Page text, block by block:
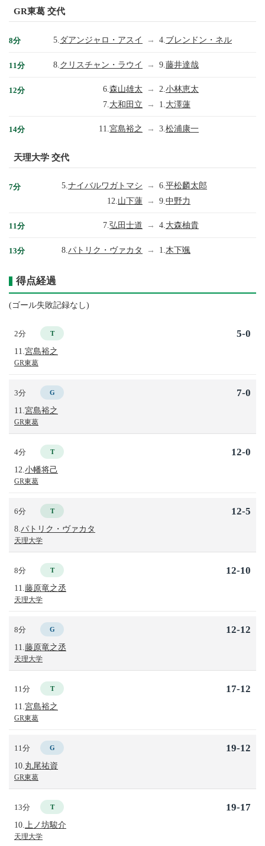
GR東葛 交代
8分 5. ダアンジャロ・アスイ → 4. ブレンドン・ネル
11分 8. クリスチャン・ラウイ → 9. 藤井達哉
12分 6. 森山雄太 → 2. 小林恵太
7. 大和田立 → 1. 大澤蓮
14分 11. 宮島裕之 → 3. 松浦康一
天理大学 交代
7分 5. ナイバルワガトマシ → 6. 平松麟太郎
12. 山下蓮 → 9. 中野力
11分 7. 弘田士道 → 4. 大森柚貴
13分 8. パトリク・ヴァカタ → 1. 木下颯
得点経過
(ゴール失敗記録なし)
2分 T
11. 宮島裕之
GR東葛
5-0
3分 G
11. 宮島裕之
GR東葛
7-0
4分 T
12. 小幡将己
GR東葛
12-0
6分 T
8. パトリク・ヴァカタ
天理大学
12-5
8分 T
11. 藤原竜之丞
天理大学
12-10
8分 G
11. 藤原竜之丞
天理大学
12-12
11分 T
11. 宮島裕之
GR東葛
17-12
11分 G
10. 丸尾祐資
GR東葛
19-12
13分 T
10. 上ノ坊駿介
天理大学
19-17